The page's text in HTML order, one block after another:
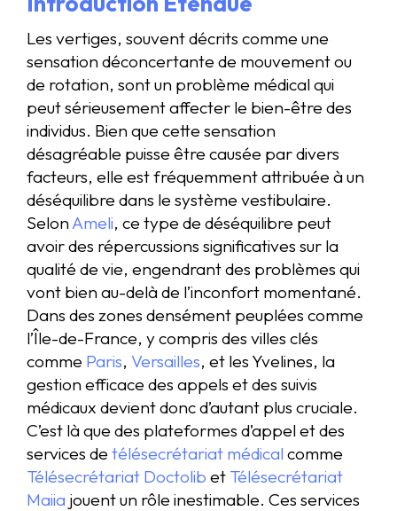
Les vertiges, souvent décrits comme une
sensation déconcertante de mouvement ou
de rotation, sont un problème médical qui
peut sérieusement affecter le bien-être des
individus. Bien que cette sensation
désagréable puisse être causée par divers
facteurs, elle est fréquemment attribuée à un
déséquilibre dans le système vestibulaire.
SelonAmeli, ce type de déséquilibre peut
avoir des répercussions significatives sur la
qualité de vie, engendrant des problèmes qui
vont bien au-delà de l’inconfort momentané.
Dans des zones densément peuplées comme
l’Île-de-France, y compris des villes clés
comme Paris, Versailles, et les Yvelines, la
gestion efficace des appels et des suivis
médicaux devient donc d’autant plus cruciale.
C’est là que des plateformes d’appel et des
services de télésecrétariat médical comme
Télésecrétariat Doctolib et Télésecrétariat
Maiia jouent un rôle inestimable. Ces services